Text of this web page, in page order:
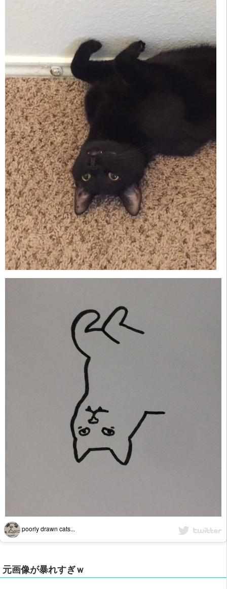
poorly drawn cats...
元画像が暴れすぎｗ